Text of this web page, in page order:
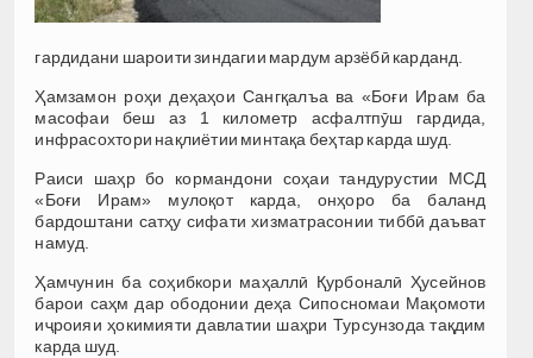
гардидани шароити зиндагии мардум арзёбӣ карданд.
Ҳамзамон роҳи деҳаҳои Сангқалъа ва «Боғи Ирам ба
масофаи беш аз 1 километр асфалтпӯш гардида,
инфрасохтори нақлиётии минтақа беҳтар карда шуд.
Раиси шаҳр бо кормандони соҳаи тандурустии МСД
«Боғи Ирам» мулоқот карда, онҳоро ба баланд
бардоштани сатҳу сифати хизматрасонии тиббӣ даъват
намуд.
Ҳамчунин ба соҳибкори маҳаллӣ Қурбоналӣ Ҳусейнов
барои саҳм дар ободонии деҳа Сипосномаи Мақомоти
иҷроияи ҳокимияти давлатии шаҳри Турсунзода тақдим
карда шуд.